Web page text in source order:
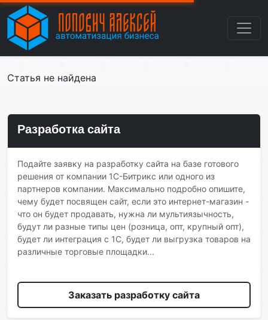
Статья не найдена
Разработка сайта
Подайте заявку на разработку сайта на базе готового
решения от компании 1С-Битрикс или одного из
партнеров компании. Максимально подробно опишите,
чему будет посвящен сайт, если это интернет-магазин -
что он будет продавать, нужна ли мультиязычность,
будут ли разные типы цен (розница, опт, крупный опт),
будет ли интеграция с 1С, будет ли выгрузка товаров на
различные торговые площадки...
Заказать разработку сайта